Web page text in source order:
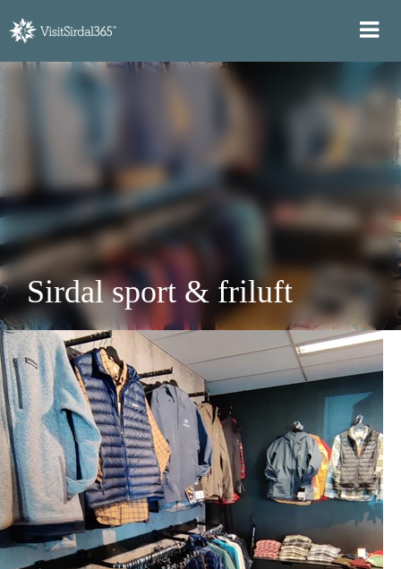
Sirdal sport & friluft